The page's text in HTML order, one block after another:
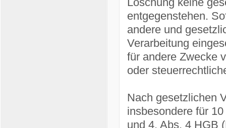
entgegenstehen.
andere und
Verarbeitung
für andere Zwecke
oder
Nach gesetzlichen
insbesondere für
und 4, Abs. 4 HGB